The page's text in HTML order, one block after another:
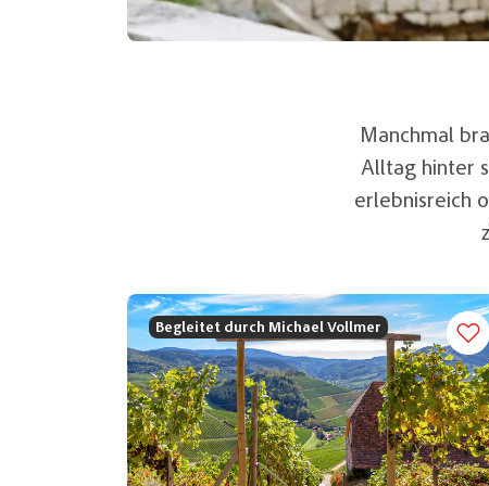
Manchmal
Alltag hinter
erlebnisreich
Begleitet durch Michael Vollmer